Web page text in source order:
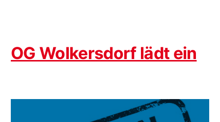
OG Wolkersdorf lädt ein